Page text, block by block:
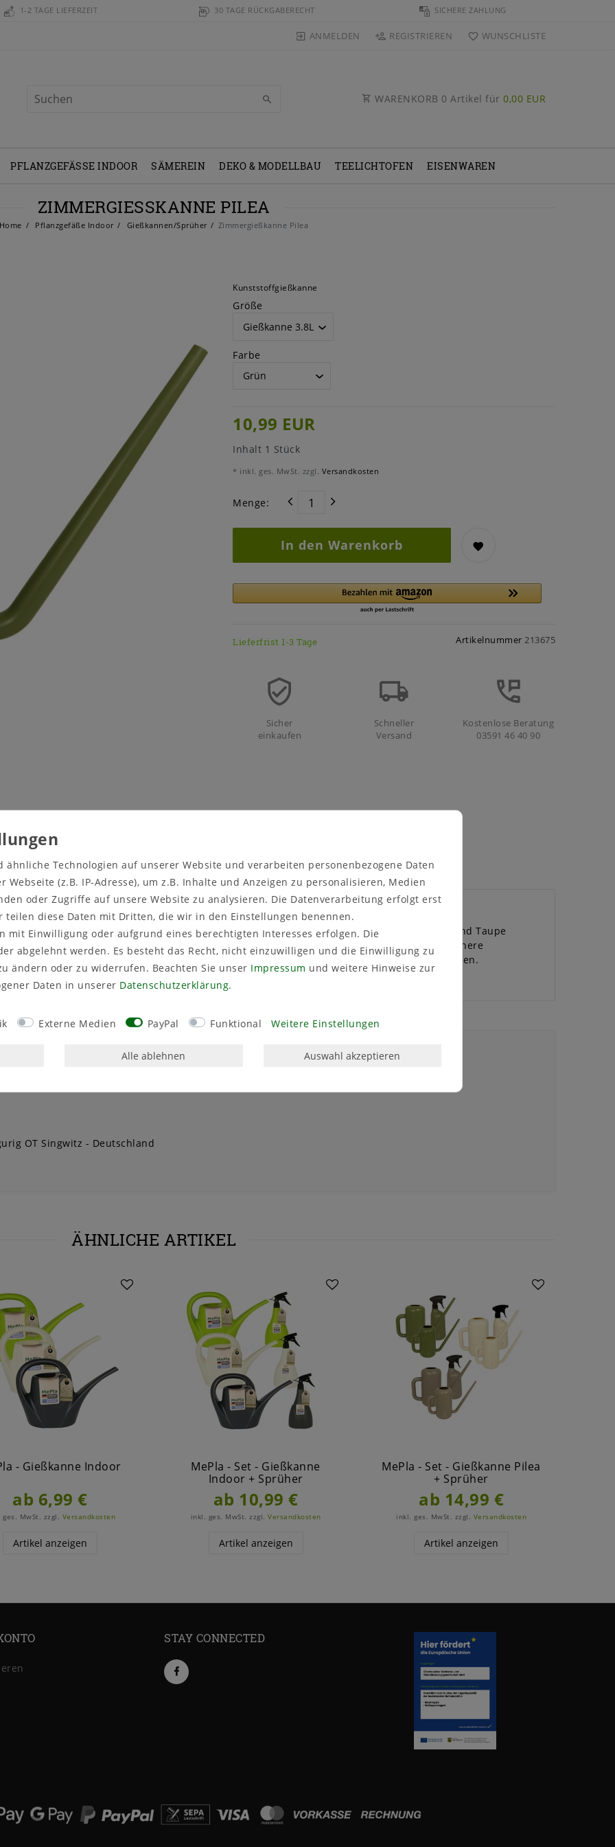
1-2 TAGE LIEFERZEIT 30 TAGE RÜCKGABERECHT SICHERE ZAHLUNG
ANMELDEN REGISTRIEREN WUNSCHLISTE
WARENKORB 0 Artikel für 0,00 EUR
PFLANZGEFÄSSE INDOOR SÄMEREIN DEKO & MODELLBAU TEELICHTOFEN EISENWAREN
ZIMMERGIESSKANNE PILEA
Home Pflanzgefäße Indoor Gießkannen/Sprüher Zimmergießkanne Pilea
Kunststoffgießkanne
Größe
Farbe
10,99 EUR
Inhalt 1 Stück
* inkl. ges. MwSt. zzgl. Versandkosten
Menge:
In den Warenkorb
Lieferfrist 1-3 Tage Artikelnummer 213675
Sicher
einkaufen
Schneller
Versand
Kostenlose Beratung
03591 46 40 90
für eine effiziente und stilvolle Pflanzenpflege. Sie ist in den Farben Creme, Grün und Taupe
aus bruchsicherem und langlebigem Kunststoff (PE), bietet die Gießkanne eine sichere
Ästhetik. Mit der Gießkanne Pilea wird die Pflege Ihrer Pflanzen zum Vergnügen.
OT Singwitz
Deutschland
ÄHNLICHE ARTIKEL
- Gießkanne Indoor
ab 6,99 €
ges. MwSt. zzgl. Versandkosten
Artikel anzeigen
MePla - Set - Gießkanne
Indoor + Sprüher
ab 10,99 €
inkl. ges. MwSt. zzgl.Versandkosten
Artikel anzeigen
MePla - Set - Gießkanne Pilea
+ Sprüher
ab 14,99 €
inkl. ges. MwSt. zzgl. Versandkosten
Artikel anzeigen
STAY CONNECTED
ähnliche Technologien auf unserer Website und verarbeiten personenbezogene Daten
Webseite (z.B. IP-Adresse), um z.B. Inhalte und Anzeigen zu personalisieren, Medien
oder Zugriffe auf unsere Website zu analysieren. Die Datenverarbeitung erfolgt erst
teilen diese Daten mit Dritten, die wir in den Einstellungen benennen.
mit Einwilligung oder aufgrund eines berechtigten Interesses erfolgen. Die
abgelehnt werden. Es besteht das Recht, nicht einzuwilligen und die Einwilligung zu
ändern oder zu widerrufen. Beachten Sie unser Impressum und weitere Hinweise zur
Daten in unserer Daten­schutz­erklärung.
Externe Medien PayPal Funktional Weitere Einstellungen
Alle ablehnen Auswahl akzeptieren